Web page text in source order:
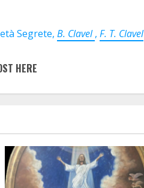
Segrete, B. Clavel , F. T. Clavel
HERE